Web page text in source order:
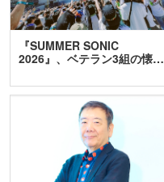
『SUMMER SONIC
2026』、ベテラン3組の懐…